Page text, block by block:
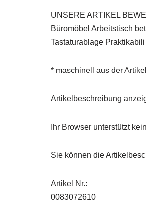
UNSERE ARTIKEL
Büromöbel Arbeitstisch
Tastaturablage
* maschinell aus der
Artikelbeschreibung
Ihr Browser unterstützt
Sie können die
Artikel Nr.:
0083072610